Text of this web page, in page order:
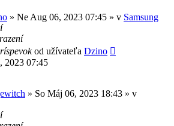
» Ne Aug 06, 2023 07:45 » v Samsung
od užívateľa Dzino
2023 07:45
» So Máj 06, 2023 18:43 » v